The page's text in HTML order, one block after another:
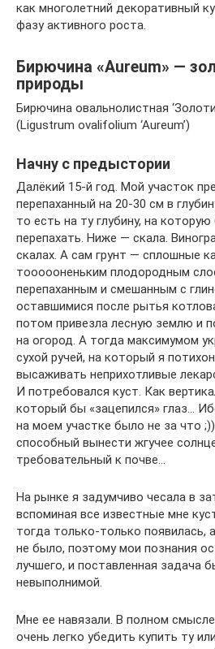
как многолетний декоративный
фазу активного роста.
Бирючина «Aureum» —
природы
Бирючина овальнолистная
(Ligustrum ovalifolium ‘Aureum’)
Начну с предыстории
Далёкий 15-й год. Мой участок
перепаханный на 20-30 см в
то есть на ту глубину, на
перепахать. Ниже — скала.
скалах. А сам грунт — сплошные
тоооооненьким плодородным
перепаханным и смешанным с
оставшимися после рытья
потом привезла лесную землю и
на огород. А тогда максимумом
сухой ручей, на который я
высаживать неприхотливые
И потребовался куст. Как
который бы «зацепился» глаз…
на моем участке было не за что
способный вынести жгучее
требовательный к почве…
На рынке я задумчиво чесала в
вспоминая все известные мне
тогда только-только появилась,
не было, поэтому мои познания
лучшего, и поставленная задача
невыполнимой.
Мне ее навязали. В полном
очень легко убедить купить ту